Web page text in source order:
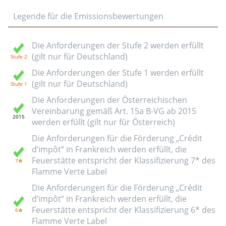
Legende für die Emissionsbewertungen
Die Anforderungen der Stufe 2 werden erfüllt
(gilt nur für Deutschland)
Die Anforderungen der Stufe 1 werden erfüllt
(gilt nur für Deutschland)
Die Anforderungen der Österreichischen
Vereinbarung gemäß Art. 15a B-VG ab 2015
werden erfüllt (gilt nur für Österreich)
Die Anforderungen für die Förderung „Crédit
d’impôt“ in Frankreich werden erfüllt, die
Feuerstätte entspricht der Klassifizierung 7* des
Flamme Verte Label
Die Anforderungen für die Förderung „Crédit
d’impôt“ in Frankreich werden erfüllt, die
Feuerstätte entspricht der Klassifizierung 6* des
Flamme Verte Label